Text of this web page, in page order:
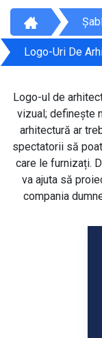
Logo-Uri De
Logo-ul de
vizual; definește
arhitectură ar
spectatorii să
care le furnizați.
va ajuta să
compania